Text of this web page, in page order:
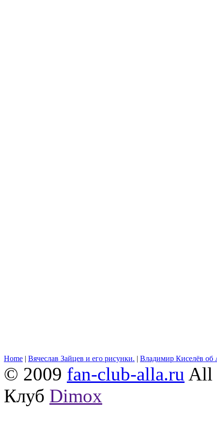
Home | Вячеслав Зайцев и его рисунки. | Владимир Киселёв об
© 2009 fan-club-alla.ru All
Клуб Dimox